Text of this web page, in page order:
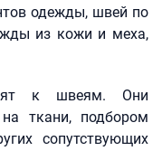
одежды, швей по
из кожи и меха,
к швеям. Они
ткани, подбором
сопутствующих